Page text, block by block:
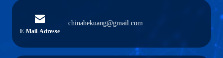
E-Mail-Adresse
chinahekuang@gmail.com